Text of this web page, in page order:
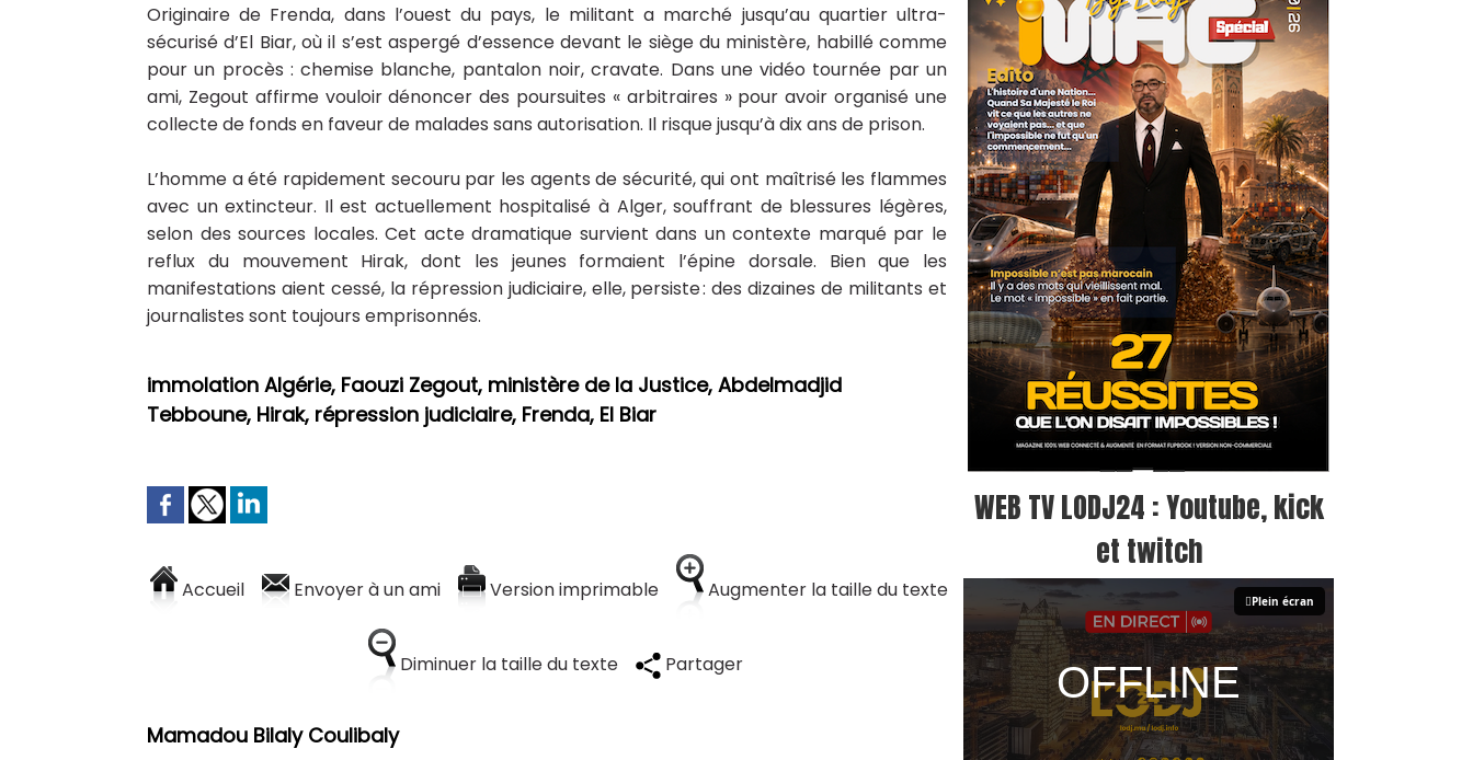
Originaire de Frenda, dans l’ouest du pays, le militant a marché jusqu’au quartier ultra-
sécurisé d’El Biar, où il s’est aspergé d’essence devant le siège du ministère, habillé comme
pour un procès : chemise blanche, pantalon noir, cravate. Dans une vidéo tournée par un
ami, Zegout affirme vouloir dénoncer des poursuites « arbitraires » pour avoir organisé une
collecte de fonds en faveur de malades sans autorisation. Il risque jusqu’à dix ans de prison.
L’homme a été rapidement secouru par les agents de sécurité, qui ont maîtrisé les flammes
avec un extincteur. Il est actuellement hospitalisé à Alger, souffrant de blessures légères,
selon des sources locales. Cet acte dramatique survient dans un contexte marqué par le
reflux du mouvement Hirak, dont les jeunes formaient l’épine dorsale. Bien que les
manifestations aient cessé, la répression judiciaire, elle, persiste : des dizaines de militants et
journalistes sont toujours emprisonnés.
immolation Algérie, Faouzi Zegout, ministère de la Justice, Abdelmadjid
Tebboune, Hirak, répression judiciaire, Frenda, El Biar
Accueil Envoyer à un ami Version imprimable Augmenter la taille du texte
Diminuer la taille du texte Partager
Mamadou Bilaly Coulibaly
WEB TV LODJ24 : Youtube, kick
et twitch
Plein écran